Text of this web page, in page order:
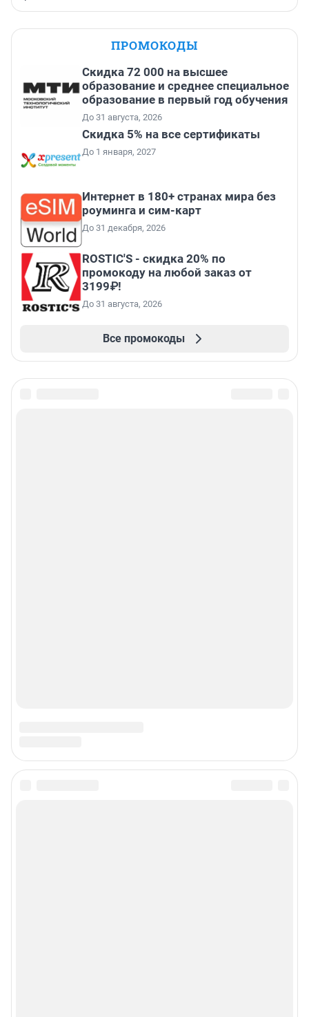
ПРОМОКОДЫ
Скидка 72 000 на высшее
образование и среднее специальное
образование в первый год обучения
До 31 августа, 2026
Скидка 5% на все сертификаты
До 1 января, 2027
Интернет в 180+ странах мира без
роуминга и сим-карт
До 31 декабря, 2026
ROSTIC'S - скидка 20% по
промокоду на любой заказ от
3199₽!
До 31 августа, 2026
Все промокоды